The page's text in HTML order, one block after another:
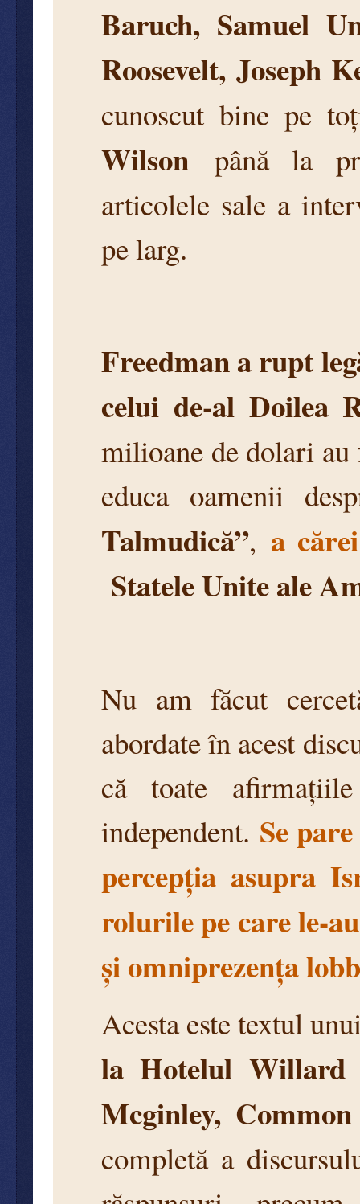
Baruch, Samuel
Roosevelt, Joseph
cunoscut bine pe
Wilson până la
articolele sale a
pe larg.
Freedman a rupt
celui de-al Doilea
milioane de dolari
educa oamenii
Talmudică”, a
Statele Unite ale
Nu am făcut
abordate în acest
că toate
independent. Se
percepția asupra
rolurile pe care le-
și omniprezența
Acesta este textul
la Hotelul Willard
Mcginley, Common
completă a